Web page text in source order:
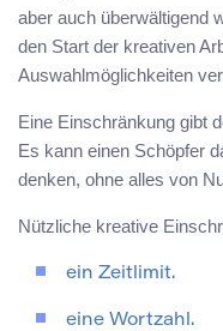
aber auch überwältigend
den Start der kreativen
Auswahlmöglichkeiten
Eine Einschränkung gibt
Es kann einen Schöpfer
denken, ohne alles von
Nützliche kreative
ein Zeitlimit.
eine Wortzahl.